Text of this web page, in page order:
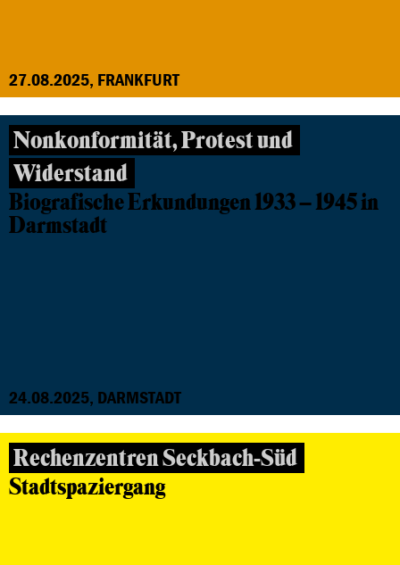
27.08.2025, FRANKFURT
Nonkonformität, Protest und
Widerstand
Biografische Erkundungen 1933 – 1945 in
Darmstadt
24.08.2025, DARMSTADT
Rechenzentren Seckbach-Süd
Stadtspaziergang